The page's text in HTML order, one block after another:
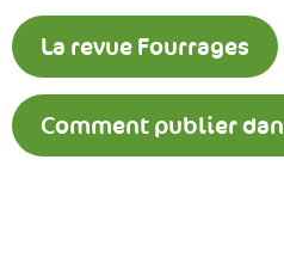
La revue Fourrages
Comment publier